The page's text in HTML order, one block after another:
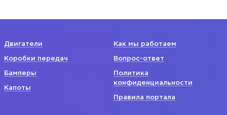
Двигатели
Коробки передач
Бамперы
Капоты
Как мы работаем
Вопрос-ответ
Политика
конфиденциальности
Правила портала